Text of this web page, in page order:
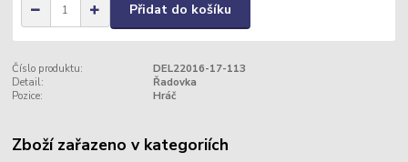
Přidat do košíku
Číslo produktu:
DEL22016-17-113
Detail:
Řadovka
Pozice:
Hráč
Zboží zařazeno v kategoriích